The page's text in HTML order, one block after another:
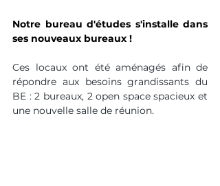
Notre bureau d'études s'installe dans
ses nouveaux bureaux !
Ces locaux ont été aménagés afin de
répondre aux besoins grandissants du
BE : 2 bureaux, 2 open space spacieux et
une nouvelle salle de réunion.